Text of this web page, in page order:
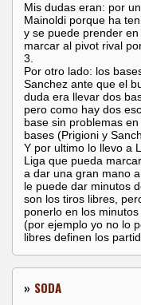
Mis dudas eran: por
Mainoldi porque ha
y se puede prender
marcar al pivot rival
3.
Por otro lado: los
Sanchez ante que el
duda era llevar dos
pero como hay dos
base sin problemas
bases (Prigioni y
Y por ultimo lo llevo a
Liga que pueda
a dar una gran mano
le puede dar minutos
son los tiros libres,
ponerlo en los
(por ejemplo yo no lo
libres definen los
» SODA